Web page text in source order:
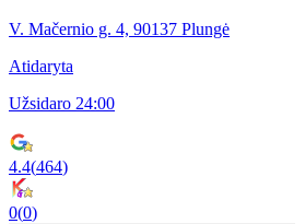
V. Mačernio g. 4, 90137 Plungė
Atidaryta
Užsidaro 24:00
4.4(464)
0(0)